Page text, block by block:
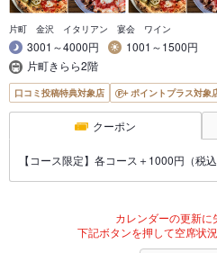
片町 金沢 イタリアン 宴会 ワイン
3001～4000円
1001～1500円
片町きらら2階
口コミ投稿特典対象店 ポイントプラス対象
クーポン
【コース限定】各コース＋1000円（税
カレンダーの更新に
下記ボタンを押して空席状